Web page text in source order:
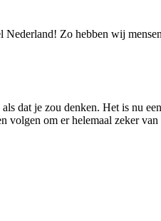
Zo hebben wij
dat je zou denken. Het is nu
om er helemaal zeker